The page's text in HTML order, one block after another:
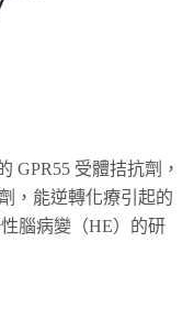
GPR55 受體拮抗劑，
，能逆轉化療引起的
腦病變（HE）的研